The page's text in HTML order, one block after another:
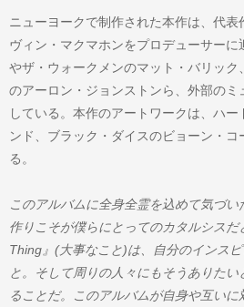
ニューヨークで制作された本作は、代
ヴィン・マクマホンをプロデューサーに
やザ・ウォークメンのマット・バリッ
のアーロン・ジョンストンら、外部のミ
している。本作のアートワークは、ハ
ンド、ブラック・ダイスのビョーン・
る。
このアルバムに全身全霊を込めて気づ
作りこそが僕らにとってのカタルシス
Thing』(大事なこと)は、自分のインス
と。そして周りの人々にもそうありた
ることだ。このアルバムが自身や互い